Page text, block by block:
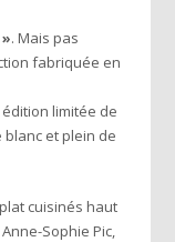
. Mais pas
fabriquée en
édition limitée de
et plein de
cuisinés haut
Sophie Pic,